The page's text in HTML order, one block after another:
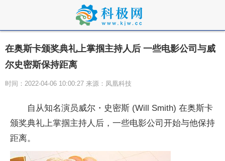
在奥斯卡颁奖典礼上掌掴主持人后 一些电影公司与威
尔史密斯保持距离
时间：2022-04-06 10:00:27 来源：凤凰科技
自从知名演员威尔・史密斯 (Will Smith) 在奥斯卡
颁奖典礼上掌掴主持人后，一些电影公司开始与他保持
距离。